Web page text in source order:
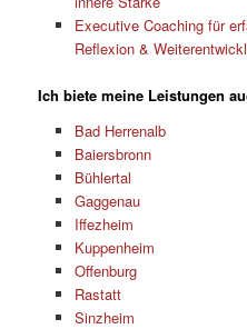
Executive Coaching für
Reflexion &
Ich biete meine Leistungen
Bad Herrenalb
Baiersbronn
Bühlertal
Gaggenau
Iffezheim
Kuppenheim
Offenburg
Rastatt
Sinzheim